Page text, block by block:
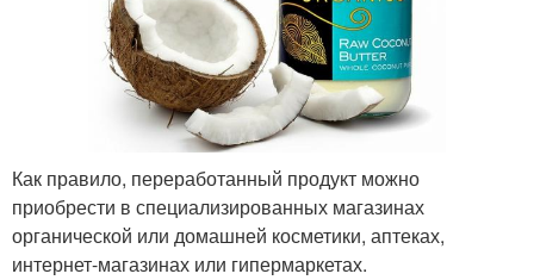
Как правило, переработанный продукт можно
приобрести в специализированных магазинах
органической или домашней косметики, аптеках,
интернет-магазинах или гипермаркетах.